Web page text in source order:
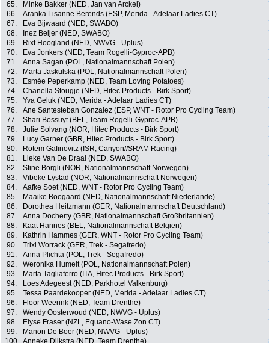
65.
Minke Bakker (NED, Jan van Arckel)
66.
Aranka Lisanne Berends (ESP, Merida - Adelaar Ladies CT)
67.
Eva Bijwaard (NED, SWABO)
68.
Inez Beijer (NED, SWABO)
69.
Rixt Hoogland (NED, NWVG - Uplus)
70.
Eva Jonkers (NED, Team Rogelli-Gyproc-APB)
71.
Anna Sagan (POL, Nationalmannschaft Polen)
72.
Marta Jaskulska (POL, Nationalmannschaft Polen)
73.
Esmée Peperkamp (NED, Team Loving Potatoes)
74.
Chanella Stougje (NED, Hitec Products - Birk Sport)
75.
Yva Geluk (NED, Merida - Adelaar Ladies CT)
76.
Ane Santesteban Gonzalez (ESP, WNT - Rotor Pro Cycling Team)
77.
Shari Bossuyt (BEL, Team Rogelli-Gyproc-APB)
78.
Julie Solvang (NOR, Hitec Products - Birk Sport)
79.
Lucy Garner (GBR, Hitec Products - Birk Sport)
80.
Rotem Gafinovitz (ISR, Canyon//SRAM Racing)
81.
Lieke Van De Draai (NED, SWABO)
82.
Stine Borgli (NOR, Nationalmannschaft Norwegen)
83.
Vibeke Lystad (NOR, Nationalmannschaft Norwegen)
84.
Aafke Soet (NED, WNT - Rotor Pro Cycling Team)
85.
Maaike Boogaard (NED, Nationalmannschaft Niederlande)
86.
Dorothea Heitzmann (GER, Nationalmannschaft Deutschland)
87.
Anna Docherty (GBR, Nationalmannschaft Großbritannien)
88.
Kaat Hannes (BEL, Nationalmannschaft Belgien)
89.
Kathrin Hammes (GER, WNT - Rotor Pro Cycling Team)
90.
Trixi Worrack (GER, Trek - Segafredo)
91.
Anna Plichta (POL, Trek - Segafredo)
92.
Weronika Humelt (POL, Nationalmannschaft Polen)
93.
Marta Tagliaferro (ITA, Hitec Products - Birk Sport)
94.
Loes Adegeest (NED, Parkhotel Valkenburg)
95.
Tessa Paardekooper (NED, Merida - Adelaar Ladies CT)
96.
Floor Weerink (NED, Team Drenthe)
97.
Wendy Oosterwoud (NED, NWVG - Uplus)
98.
Elyse Fraser (NZL, Equano-Wase Zon CT)
99.
Manon De Boer (NED, NWVG - Uplus)